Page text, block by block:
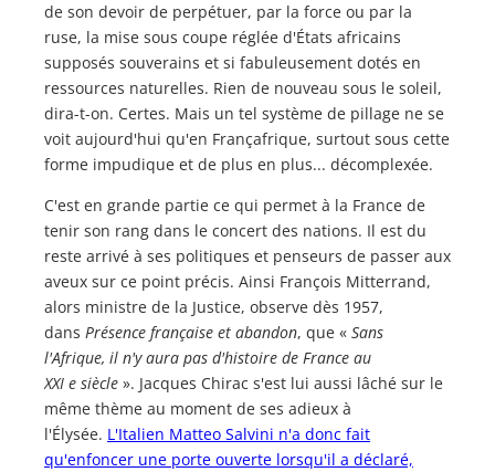
de son devoir de perpétuer, par la force ou par la
ruse, la mise sous coupe réglée d'États africains
supposés souverains et si fabuleusement dotés en
ressources naturelles. Rien de nouveau sous le soleil,
dira-t-on. Certes. Mais un tel système de pillage ne se
voit aujourd'hui qu'en Françafrique, surtout sous cette
forme impudique et de plus en plus... décomplexée.
C'est en grande partie ce qui permet à la France de
tenir son rang dans le concert des nations. Il est du
reste arrivé à ses politiques et penseurs de passer aux
aveux sur ce point précis. Ainsi François Mitterrand,
alors ministre de la Justice, observe dès 1957,
dans Présence française et abandon, que « Sans
l'Afrique, il n'y aura pas d'histoire de France au
XXI e siècle ». Jacques Chirac s'est lui aussi lâché sur le
même thème au moment de ses adieux à
l'Élysée. L'Italien Matteo Salvini n'a donc fait
qu'enfoncer une porte ouverte lorsqu'il a déclaré,